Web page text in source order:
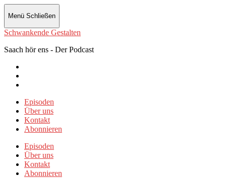
Menü Schließen
Schwankende Gestalten
Saach hör ens - Der Podcast
Episoden
Über uns
Kontakt
Abonnieren
Episoden
Über uns
Kontakt
Abonnieren